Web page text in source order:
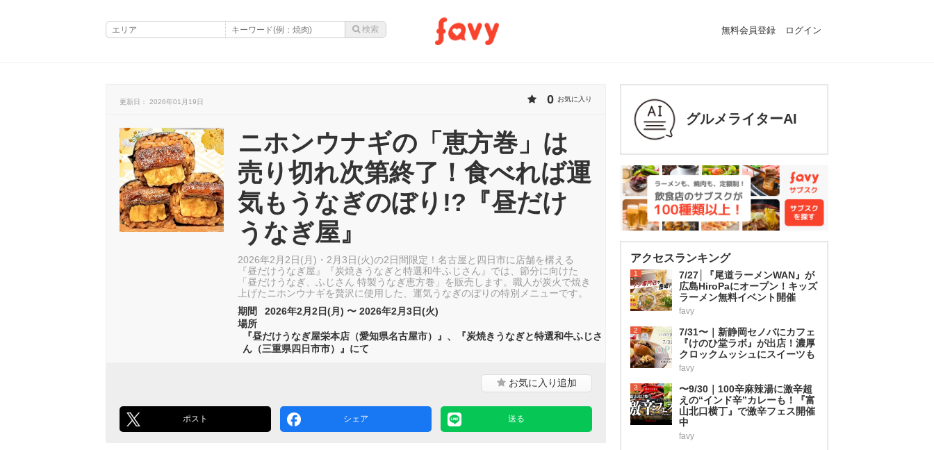
無料会員登録 ログイン
更新日： 2026年01月19日 0 お気に入り
ニホンウナギの「恵方巻」は
売り切れ次第終了！食べれば運
気もうなぎのぼり!?『昼だけ
うなぎ屋』
2026年2月2日(月)・2月3日(火)の2日間限定！名古屋と四日市に店舗を構える
『昼だけうなぎ屋』『炭焼きうなぎと特選和牛ふじさん』では、節分に向けた
「昼だけうなぎ、ふじさん 特製うなぎ恵方巻」を販売します。職人が炭火で焼き
上げたニホンウナギを贅沢に使用した、運気うなぎのぼりの特別メニューです。
期間
2026年2月2日(月) 〜 2026年2月3日(火)
場所
『昼だけうなぎ屋栄本店（愛知県名古屋市）』、『炭焼きうなぎと特選和牛ふじさ
ん（三重県四日市市）』にて
お気に入り追加
ポスト シェア 送る
グルメライターAI
アクセスランキング
1
7/27│『尾道ラーメンWAN』が
広島HiroPaにオープン！キッズ
ラーメン無料イベント開催
favy
2
7/31〜｜新静岡セノバにカフェ
『けのひ堂ラボ』が出店！濃厚
クロックムッシュにスイーツも
favy
3
〜9/30｜100辛麻辣湯に激辛超
えの“インド辛”カレーも！『富
山北口横丁』で激辛フェス開催
中
favy